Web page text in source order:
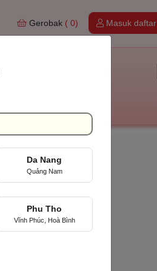
Gerobak ( 0) Masuk daftar
Da Nang
Quảng Nam
Phu Tho
Vĩnh Phúc, Hoà Bình